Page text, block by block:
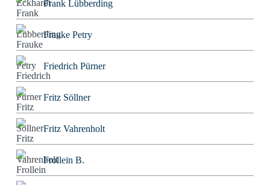
Frank Lübberding
Frauke Petry
Friedrich Pürner
Fritz Söllner
Fritz Vahrenholt
Frollein B.